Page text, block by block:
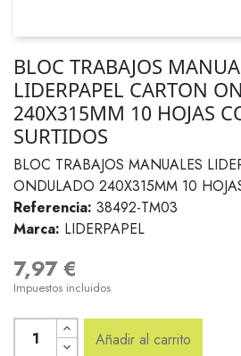
BLOC TRABAJOS
LIDERPAPEL CARTON
240X315MM 10 HOJAS
SURTIDOS
BLOC TRABAJOS MANUALES
ONDULADO 240X315MM 10
Referencia: 38492-TM03
Marca: LIDERPAPEL
7,97 €
Impuestos incluidos
Añadir al carrito